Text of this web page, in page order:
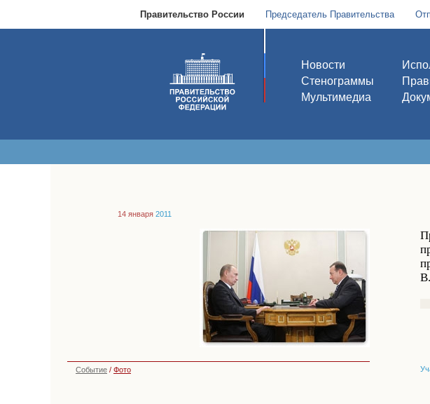
Правительство России Председатель Правительства
Новости
Стенограммы
Мультимедиа
14 января 2011
Событие / Фото